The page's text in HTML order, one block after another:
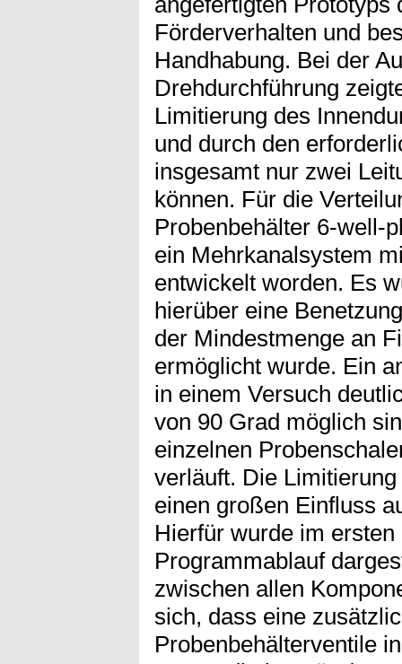
Förderverhalten und
Handhabung. Bei der
Drehdurchführung
Limitierung des
und durch den
insgesamt nur zwei
können. Für die
Probenbehälter 6-well-
ein Mehrkanalsystem
entwickelt worden. Es
hierüber eine
der Mindestmenge an
ermöglicht wurde. Ein
in einem Versuch
von 90 Grad möglich
einzelnen
verläuft. Die
einen großen Einfluss
Hierfür wurde im
Programmablauf
zwischen allen
sich, dass eine
Probenbehälterventile